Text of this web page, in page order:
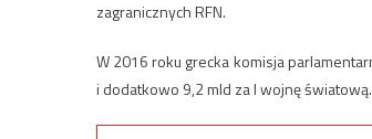
zagranicznych RFN.
W 2016 roku grecka komisja
i dodatkowo 9,2 mld za I wojnę światową.